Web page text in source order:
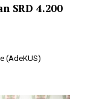
SRD 4.200
(AdeKUS)